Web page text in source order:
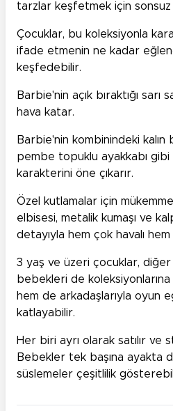
tarzlar keşfetmek için sonsuz
Çocuklar, bu koleksiyonla
ifade etmenin ne kadar
keşfedebilir.
Barbie'nin açık bıraktığı sarı
hava katar.
Barbie'nin kombinindeki kalın
pembe topuklu ayakkabı
karakterini öne çıkarır.
Özel kutlamalar için
elbisesi, metalik kumaşı ve
detayıyla hem çok havalı
3 yaş ve üzeri çocuklar,
bebekleri de
hem de arkadaşlarıyla oyun
katlayabilir.
Her biri ayrı olarak satılır ve
Bebekler tek başına ayakta
süslemeler çeşitlilik